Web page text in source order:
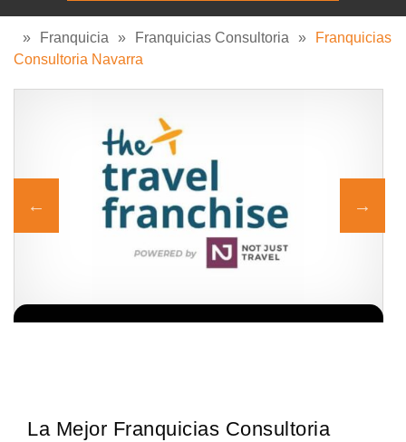
» Franquicia » Franquicias Consultoria »
Franquicias
Consultoria Navarra
La Mejor Franquicias Consultoria